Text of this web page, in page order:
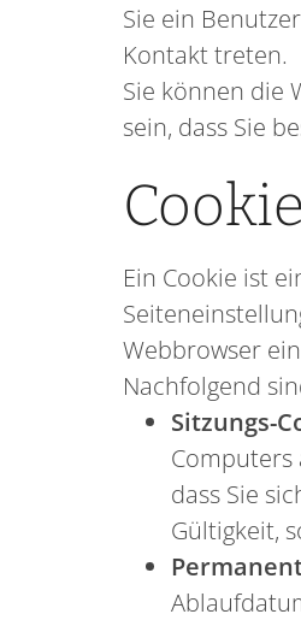
Sie ein
Kontakt treten.
Sie können die
sein, dass Sie
Ein Cookie ist
Webbrowser
Nachfolgend
Sitzungs-
Computers
dass Sie
Gültigkeit,